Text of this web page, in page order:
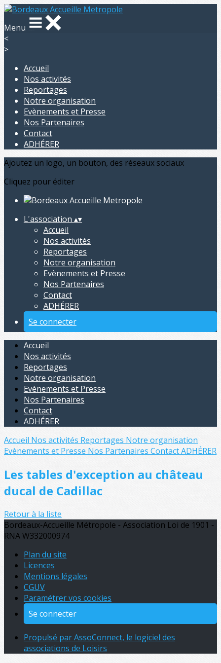
Menu
<
>
Accueil
Nos activités
Reportages
Notre organisation
Evènements et Presse
Nos Partenaires
Contact
ADHÉRER
Ajoutez un logo, un bouton, des réseaux sociaux
Cliquez pour éditer
L'association ▴▾
Accueil
Nos activités
Reportages
Notre organisation
Evènements et Presse
Nos Partenaires
Contact
ADHÉRER
Se connecter
Accueil
Nos activités
Reportages
Notre organisation
Evènements et Presse
Nos Partenaires
Contact
ADHÉRER
Accueil Nos activités Reportages Notre organisation
Evènements et Presse Nos Partenaires ContactADHÉRER
Les tables d'exception au château
ducal de Cadillac
Retour à la liste
Bordeaux-Accueille Métropole - Association Loi de 1901 -
RNA W332000974
Plan du site
Licences
Mentions légales
CGUV
Paramétrer vos cookies
Se connecter
Propulsé par AssoConnect, le logiciel des
associations de Loisirs